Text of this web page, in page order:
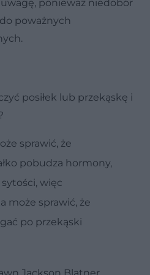
ponieważ niedobór
poważnych
posiłek lub przekąskę i
sprawić, że
pobudza hormony,
więc
może sprawić, że
po przekąski
Jackson Blatner.